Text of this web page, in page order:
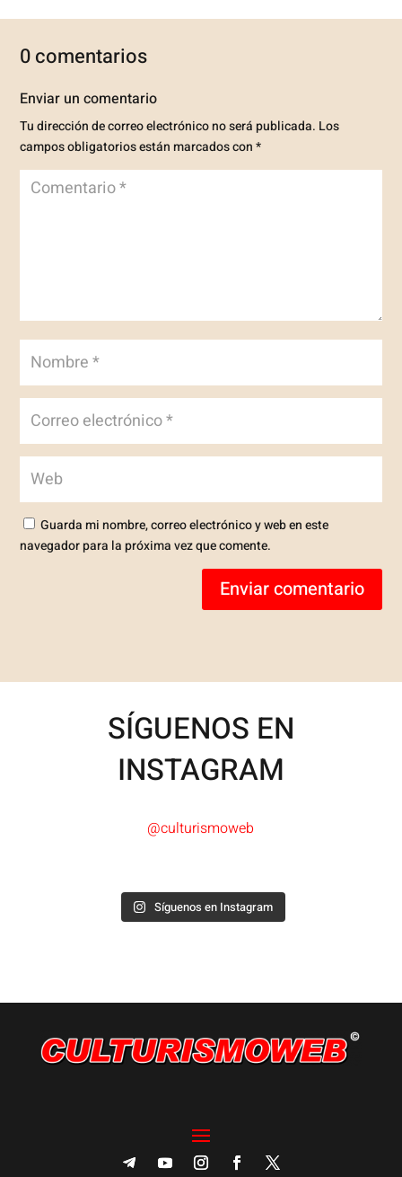
0 comentarios
Enviar un comentario
Tu dirección de correo electrónico no será publicada. Los
campos obligatorios están marcados con*
Guarda mi nombre, correo electrónico y web en este
navegador para la próxima vez que comente.
Enviar comentario
SÍGUENOS EN
INSTAGRAM
@culturismoweb
Síguenos en Instagram